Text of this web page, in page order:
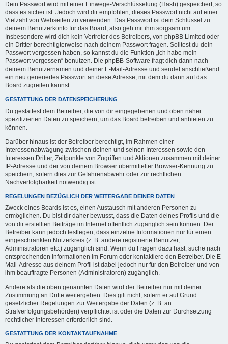
Dein Passwort wird mit einer Einwege-Verschlüsselung (Hash) gespeichert, so
dass es sicher ist. Jedoch wird dir empfohlen, dieses Passwort nicht auf einer
Vielzahl von Webseiten zu verwenden. Das Passwort ist dein Schlüssel zu
deinem Benutzerkonto für das Board, also geh mit ihm sorgsam um.
Insbesondere wird dich kein Vertreter des Betreibers, von phpBB Limited oder
ein Dritter berechtigterweise nach deinem Passwort fragen. Solltest du dein
Passwort vergessen haben, so kannst du die Funktion „Ich habe mein
Passwort vergessen“ benutzen. Die phpBB-Software fragt dich dann nach
deinem Benutzernamen und deiner E-Mail-Adresse und sendet anschließend
ein neu generiertes Passwort an diese Adresse, mit dem du dann auf das
Board zugreifen kannst.
GESTATTUNG DER DATENSPEICHERUNG
Du gestattest dem Betreiber, die von dir eingegebenen und oben näher
spezifizierten Daten zu speichern, um das Board betreiben und anbieten zu
können.
Darüber hinaus ist der Betreiber berechtigt, im Rahmen einer
Interessenabwägung zwischen deinen und seinen Interessen sowie den
Interessen Dritter, Zeitpunkte von Zugriffen und Aktionen zusammen mit deiner
IP-Adresse und der von deinem Browser übermittelter Browser-Kennung zu
speichern, sofern dies zur Gefahrenabwehr oder zur rechtlichen
Nachverfolgbarkeit notwendig ist.
REGELUNGEN BEZÜGLICH DER WEITERGABE DEINER DATEN
Zweck eines Boards ist es, einen Austausch mit anderen Personen zu
ermöglichen. Du bist dir daher bewusst, dass die Daten deines Profils und die
von dir erstellten Beiträge im Internet öffentlich zugänglich sein können. Der
Betreiber kann jedoch festlegen, dass einzelne Informationen nur für einen
eingeschränkten Nutzerkreis (z. B. andere registrierte Benutzer,
Administratoren etc.) zugänglich sind. Wenn du Fragen dazu hast, suche nach
entsprechenden Informationen im Forum oder kontaktiere den Betreiber. Die E-
Mail-Adresse aus deinem Profil ist dabei jedoch nur für den Betreiber und von
ihm beauftragte Personen (Administratoren) zugänglich.
Andere als die oben genannten Daten wird der Betreiber nur mit deiner
Zustimmung an Dritte weitergeben. Dies gilt nicht, sofern er auf Grund
gesetzlicher Regelungen zur Weitergabe der Daten (z. B. an
Strafverfolgungsbehörden) verpflichtet ist oder die Daten zur Durchsetzung
rechtlicher Interessen erforderlich sind.
GESTATTUNG DER KONTAKTAUFNAHME